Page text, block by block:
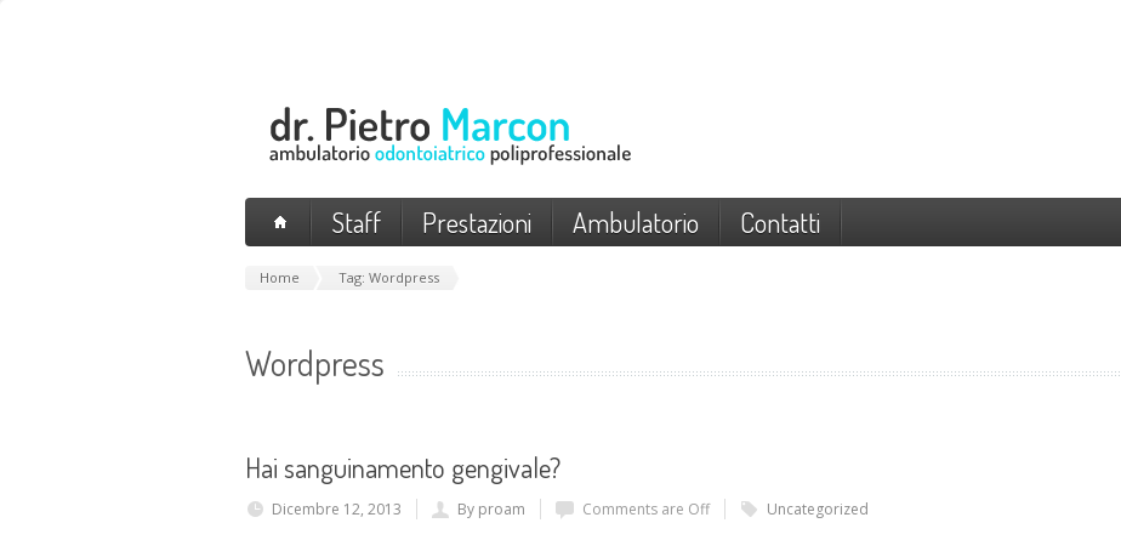
Staff Prestazioni Ambulatorio Contatti
Home Tag: Wordpress
Wordpress
Hai sanguinamento gengivale?
Dicembre 12, 2013 By proam Comments are Off Uncategorized